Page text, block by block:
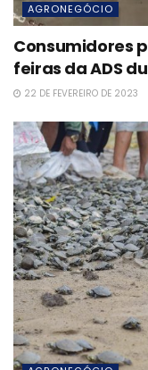
AGRONEGÓCIO
Consumidores
feiras da ADS
22 DE FEVEREIRO DE 2023